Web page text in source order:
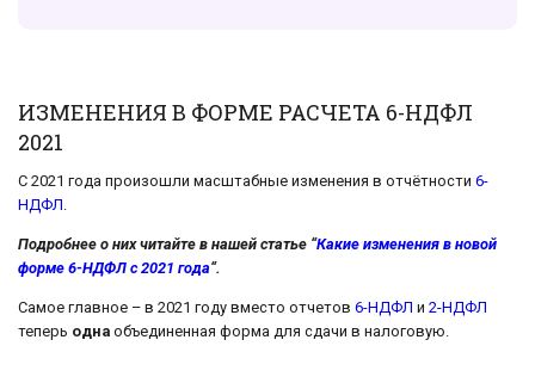
ИЗМЕНЕНИЯ В ФОРМЕ РАСЧЕТА 6-НДФЛ
2021
С 2021 года произошли масштабные изменения в отчётности 6-
НДФЛ.
Подробнее о них читайте в нашей статье “Какие изменения в новой
форме 6-НДФЛ с 2021 года“.
Самое главное – в 2021 году вместо отчетов 6-НДФЛ и 2-НДФЛ
теперь одна объединенная форма для сдачи в налоговую.